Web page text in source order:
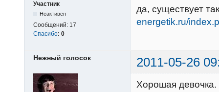
Участник
Неактивен
Сообщений: 17
Спасибо: 0
да, существует
energetik.ru/
Нежный голосок 2011-05-26
Хорошая девочка.